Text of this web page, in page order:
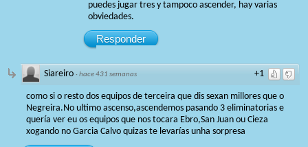
puedes jugar tres y tampoco ascender, hay varias
obviedades.
Responder
+1
Siareiro ·hace 431 semanas
como si o resto dos equipos de terceira que dis sexan millores que o
Negreira.No ultimo ascenso,ascendemos pasando 3 eliminatorias e
quería ver eu os equipos que nos tocara Ebro,San Juan ou Cieza
xogando no Garcia Calvo quizas te levarías unha sorpresa